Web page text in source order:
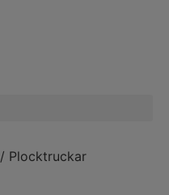
/ Plocktruckar